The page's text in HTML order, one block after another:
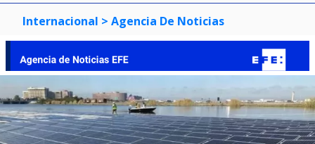
Internacional > Agencia De Noticias